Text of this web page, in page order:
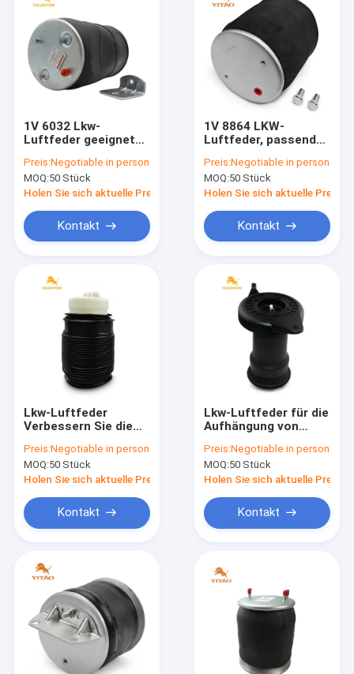
Produkte
Über uns
Fabrik-Ausflug
Nachrichten
Fälle
LKW-Luftfeder
Luft-Suspendierungs-Frühling
Luft-Fahrfrühling
1V 6032 Lkw-
Luftfeder geeignet
358-9875/Goodyear
1R12-432/Navistar
3541731C1
Preis:Negotiable in person
MOQ:50 Stück
Holen Sie sich aktuelle Preis
Kontakt
1V 8864 LKW-
Luftfeder, passend
358-8864 1T15M-
9/Peterbilt 03-08716
Preis:Negotiable in person
MOQ:50 Stück
Holen Sie sich aktuelle Preis
Kontakt
Lkw-Luftfeder
Verbessern Sie die
Lkws mit unserem
leistungsstarken
Produkt
Preis:Negotiable in person
MOQ:50 Stück
Holen Sie sich aktuelle Preis
Kontakt
Lkw-Luftfeder für die
Aufhängung von
Preis:Negotiable in person
MOQ:50 Stück
Holen Sie sich aktuelle Preis
Kontakt